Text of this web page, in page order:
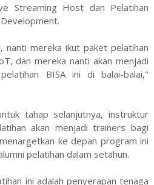
Streaming Host dan Pelatihan
nanti mereka ikut paket pelatihan
dan mereka nanti akan menjadi
BISA ini di balai-balai,"
tahap selanjutnya, instruktur
akan menjadi trainers bagi
ke depan program ini
pelatihan dalam setahun.
ini adalah penyerapan tenaga